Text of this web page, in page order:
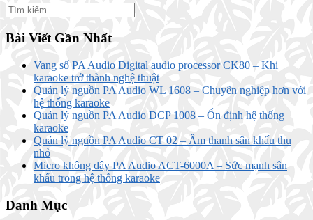
Bài Viết Gần Nhất
Vang số PA Audio Digital audio processor CK80 – Khi
karaoke trở thành nghệ thuật
Quản lý nguồn PA Audio WL 1608 – Chuyên nghiệp hơn với
hệ thống karaoke
Quản lý nguồn PA Audio DCP 1008 – Ổn định hệ thống
karaoke
Quản lý nguồn PA Audio CT 02 – Âm thanh sân khấu thu
nhỏ
Micro không dây PA Audio ACT-6000A – Sức mạnh sân
khấu trong hệ thống karaoke
Danh Mục